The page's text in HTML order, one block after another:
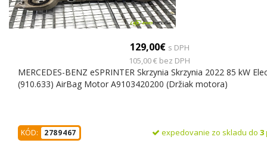
129,00€ s DPH
105,00 € bez DPH
MERCEDES-BENZ eSPRINTER Skrzynia Skrzynia 2022 85 kW
(910.633) AirBag Motor A9103420200 (Držiak motora)
KÓD: 2789467 expedovanie zo skladu do 3